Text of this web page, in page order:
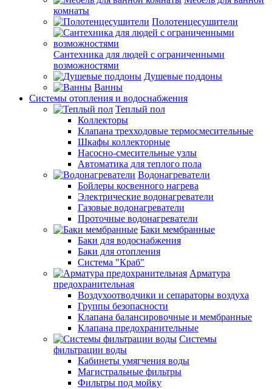
комнаты
Полотенцесушители
Сантехника для людей с ограниченными
возможностями
Душевые поддоны
Ванны
Системы отопления и водоснабжения
Теплый пол
Коллекторы
Клапана трехходовые термосмесительные
Шкафы коллекторные
Насосно-смесительные узлы
Автоматика для теплого пола
Водонагреватели
Бойлеры косвенного нагрева
Электрические водонагреватели
Газовые водонагреватели
Проточные водонагреватели
Баки мембранные
Баки для водоснабжения
Баки для отопления
Система "Краб"
Арматура
предохранительная
Воздухоотводчики и сепараторы воздуха
Группы безопасности
Клапана балансировочные и мембранные
Клапана предохранительные
Системы
фильтрации воды
Кабинеты умягчения воды
Магистральные фильтры
Фильтры под мойку